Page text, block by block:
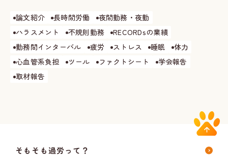
論文紹介 長時間労働
夜間勤務・夜勤
ハラスメント
不規則勤務
RECORDsの業績
勤務間インターバル
疲労 ストレス 睡眠
体力
心血管系負担
ツール ファクトシート
学会報告
取材報告
そもそも過労って？